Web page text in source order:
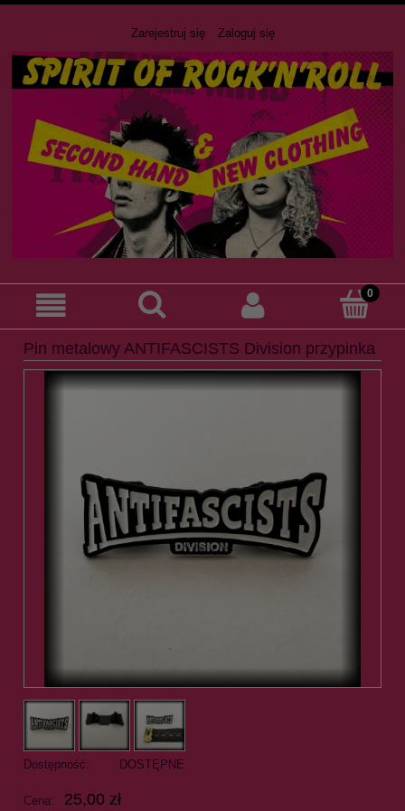
Zarejestruj się Zaloguj się
Pin metalowy ANTIFASCISTS Division przypinka
Dostępność: DOSTĘPNE
Cena: 25,00 zł